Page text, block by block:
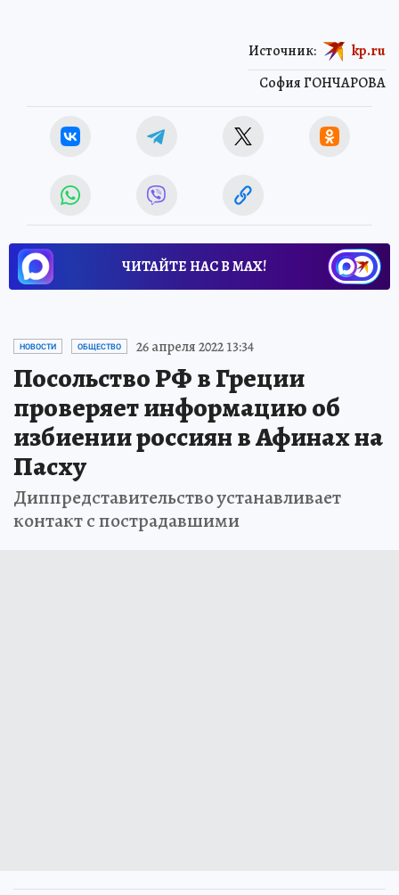
София ГОНЧАРОВА
Источник: kp.ru
ЧИТАЙТЕ НАС В МАХ!
НОВОСТИ ОБЩЕСТВО 26 апреля 2022 13:34
Посольство РФ в Греции
проверяет информацию об
избиении россиян в Афинах на
Пасху
Диппредставительство устанавливает
контакт с пострадавшими